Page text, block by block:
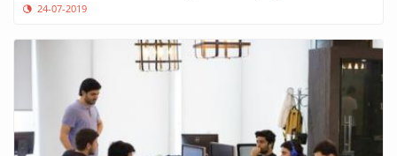
24-07-2019